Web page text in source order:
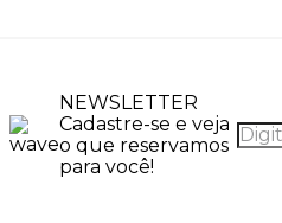
NEWSLETTER
Cadastre-se e veja
o que reservamos
para você!